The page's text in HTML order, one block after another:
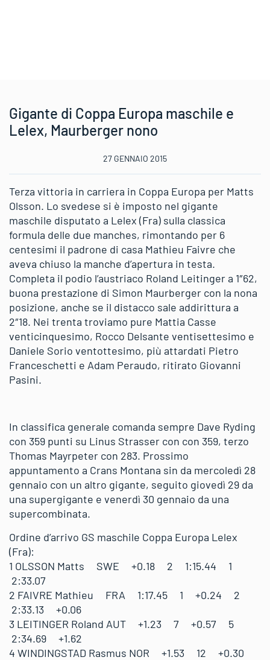
Gigante di Coppa Europa maschile e
Lelex, Maurberger nono
27 GENNAIO 2015
Terza vittoria in carriera in Coppa Europa per Matts
Olsson. Lo svedese si è imposto nel gigante
maschile disputato a Lelex (Fra) sulla classica
formula delle due manches, rimontando per 6
centesimi il padrone di casa Mathieu Faivre che
aveva chiuso la manche d’apertura in testa.
Completa il podio l’austriaco Roland Leitinger a 1″62,
buona prestazione di Simon Maurberger con la nona
posizione, anche se il distacco sale addirittura a
2″18. Nei trenta troviamo pure Mattia Casse
venticinquesimo, Rocco Delsante ventisettesimo e
Daniele Sorio ventottesimo, più attardati Pietro
Franceschetti e Adam Peraudo, ritirato Giovanni
Pasini.
In classifica generale comanda sempre Dave Ryding
con 359 punti su Linus Strasser con con 359, terzo
Thomas Mayrpeter con 283. Prossimo
appuntamento a Crans Montana sin da mercoledì 28
gennaio con un altro gigante, seguito giovedì 29 da
una supergigante e venerdì 30 gennaio da una
supercombinata.
Ordine d’arrivo GS maschile Coppa Europa Lelex
(Fra):
1 OLSSON Matts SWE +0.18 2 1:15.44 1
2:33.07
2 FAIVRE Mathieu FRA 1:17.45 1 +0.24 2
2:33.13 +0.06
3 LEITINGER Roland AUT +1.23 7 +0.57 5
2:34.69 +1.62
4 WINDINGSTAD Rasmus NOR +1.53 12 +0.30